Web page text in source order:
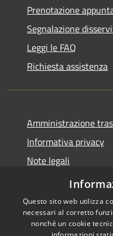
Prenotazione
Segnalazione
Leggi le FAQ
Richiesta assistenza
Amministrazione
Informativa privacy
Note legali
Dichiarazione di
Questo sito web utilizza
necessari al corretto
nonché un cookie